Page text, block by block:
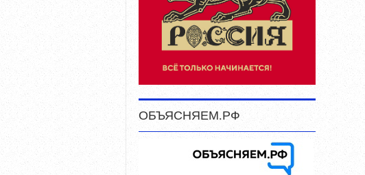
ОБЪЯСНЯЕМ.РФ